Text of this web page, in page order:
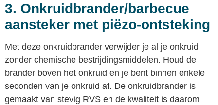
3. Onkruidbrander/barbecue
aansteker met piëzo-ontsteking
Met deze onkruidbrander verwijder je al je onkruid
zonder chemische bestrijdingsmiddelen. Houd de
brander boven het onkruid en je bent binnen enkele
seconden van je onkruid af. De onkruidbrander is
gemaakt van stevig RVS en de kwaliteit is daarom